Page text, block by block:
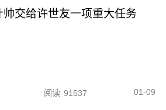
交给许世友一项重大任务
阅读 91537 01-09